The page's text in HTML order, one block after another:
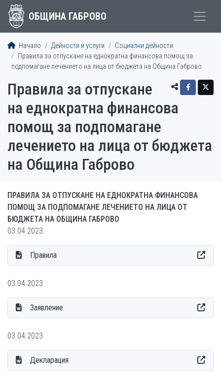
ОБЩИНА ГАБРОВО
Начало Дейности и услуги
Социални дейности
Правила за отпускане на еднократна финансова помощ за
подпомагане лечението на лица от бюджета на Община Габрово
Правила за отпускане
на еднократна финансова
помощ за подпомагане
лечението на лица от бюджета
на Община Габрово
ПРАВИЛА ЗА ОТПУСКАНЕ НА ЕДНОКРАТНА ФИНАНСОВА
ПОМОЩ ЗА ПОДПОМАГАНЕ ЛЕЧЕНИЕТО НА ЛИЦА ОТ
БЮДЖЕТА НА ОБЩИНА ГАБРОВО
03.04.2023
Правила
03.04.2023
Заявление
03.04.2023
Декларация